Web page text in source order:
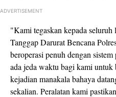
ADVERTISEMENT
"Kami tegaskan kepada seluruh
Tanggap Darurat Bencana
beroperasi penuh dengan
ada jeda waktu bagi kami untuk
kejadian manakala bahaya
sekalian. Peralatan kami